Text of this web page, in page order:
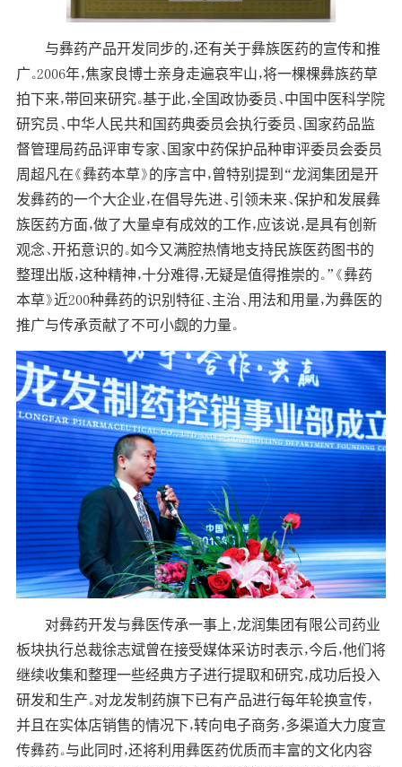
与彝药产品开发同步的，还有关于彝族医药的宣传和推
广。2006年，焦家良博士亲身走遍哀牢山，将一棵棵彝族药草
拍下来，带回来研究。基于此，全国政协委员、中国中医科学院
研究员、中华人民共和国药典委员会执行委员、国家药品监
督管理局药品评审专家、国家中药保护品种审评委员会委员
周超凡在《彝药本草》的序言中，曾特别提到“龙润集团是开
发彝药的一个大企业，在倡导先进、引领未来、保护和发展彝
族医药方面，做了大量卓有成效的工作，应该说，是具有创新
观念、开拓意识的。如今又满腔热情地支持民族医药图书的
整理出版，这种精神，十分难得，无疑是值得推崇的。”《彝药
本草》近200种彝药的识别特征、主治、用法和用量，为彝医的
推广与传承贡献了不可小觑的力量。
对彝药开发与彝医传承一事上，龙润集团有限公司药业
板块执行总裁徐志斌曾在接受媒体采访时表示，今后，他们将
继续收集和整理一些经典方子进行提取和研究，成功后投入
研发和生产。对龙发制药旗下已有产品进行每年轮换宣传，
并且在实体店销售的情况下，转向电子商务，多渠道大力度宣
传彝药。与此同时，还将利用彝医药优质而丰富的文化内容